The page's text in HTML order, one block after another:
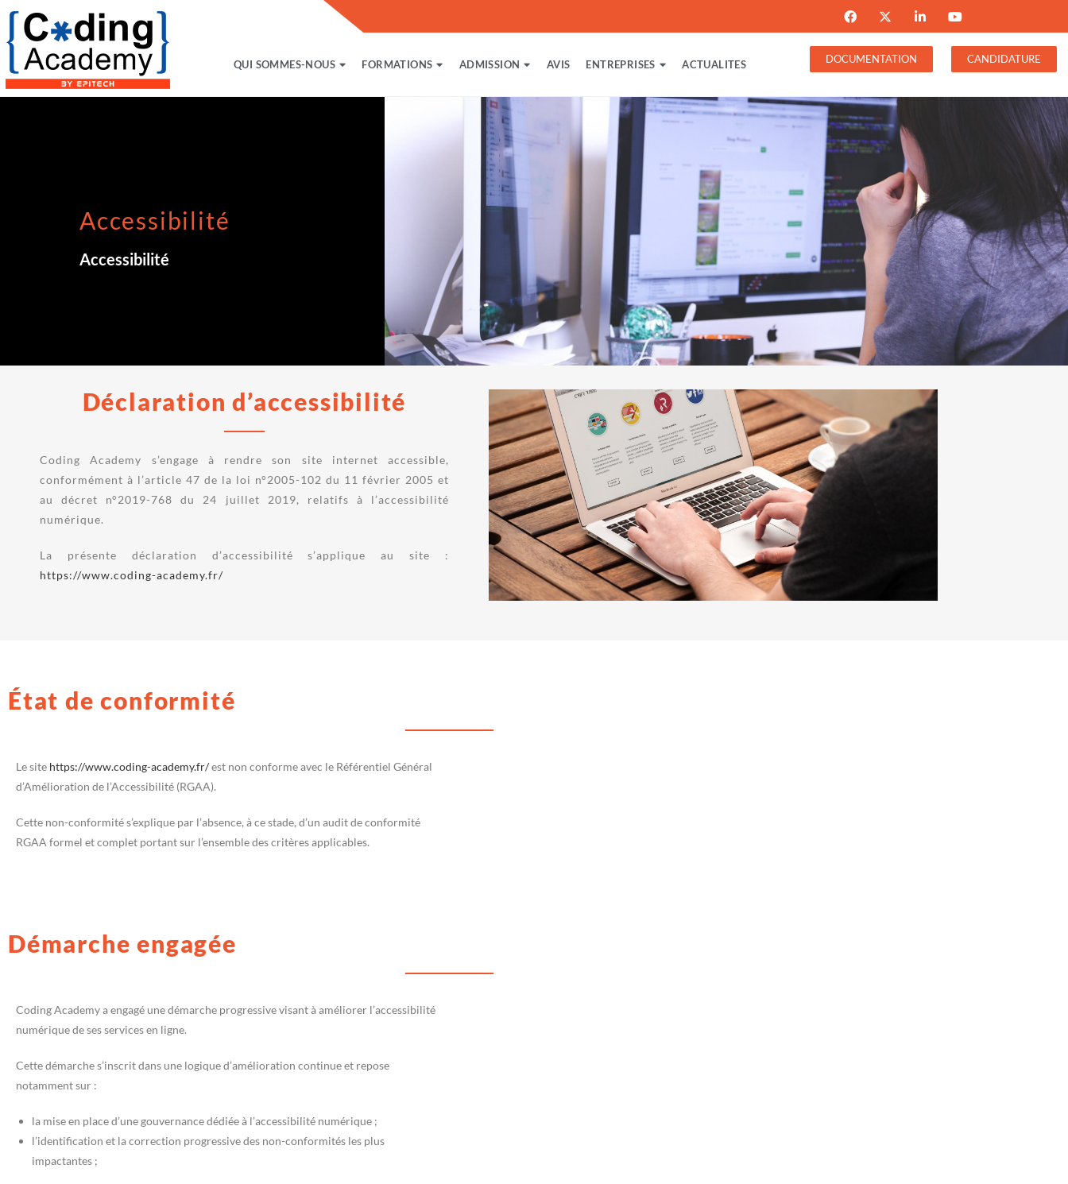
QUI SOMMES-NOUS FORMATIONS ADMISSION AVIS ENTREPRISES ACTUALITES DOCUMENTATION CANDIDATURE
Accessibilité
Accessibilité
Déclaration d’accessibilité
Coding Academy s’engage à rendre son site internet accessible,
conformément à l’article 47 de la loi n°2005-102 du 11 février 2005 et
au décret n°2019-768 du 24 juillet 2019, relatifs à l’accessibilité
numérique.
La présente déclaration d’accessibilité s’applique au site :
https://www.coding-academy.fr/
État de conformité
Le site https://www.coding-academy.fr/est non conforme avec le Référentiel Général
d’Amélioration de l’Accessibilité (RGAA).
Cette non-conformité s’explique par l’absence, à ce stade, d’un audit de conformité
RGAA formel et complet portant sur l’ensemble des critères applicables.
Démarche engagée
Coding Academy a engagé une démarche progressive visant à améliorer l’accessibilité
numérique de ses services en ligne.
Cette démarche s’inscrit dans une logique d’amélioration continue et repose
notamment sur :
la mise en place d’une gouvernance dédiée à l’accessibilité numérique ;
l’identification et la correction progressive des non-conformités les plus
impactantes ;